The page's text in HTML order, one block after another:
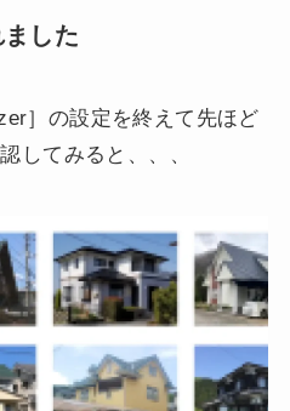
した
］の設定を終えて先ほど
してみると、、、